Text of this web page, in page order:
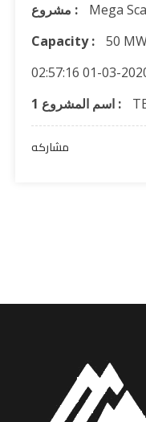
مشروع :
Mega
Capacity :
50
1 اسم المشروع :
مشاركه